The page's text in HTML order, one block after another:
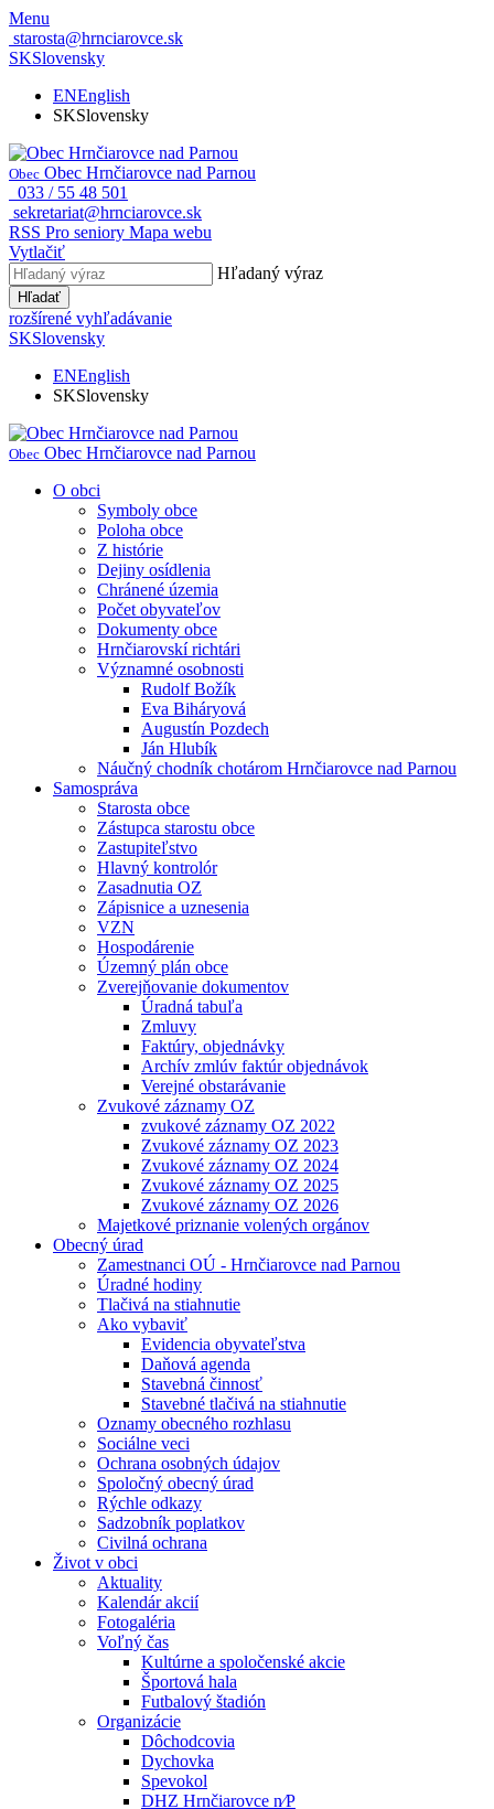
Menu
starosta@hrnciarovce.sk
SKSlovensky
ENEnglish
SKSlovensky
Obec Obec Hrnčiarovce nad Parnou
033 / 55 48 501
sekretariat@hrnciarovce.sk
RSS Pro seniory Mapa webu
Vytlačiť
Hľadaný výraz
Hľadať
rozšírené vyhľadávanie
SKSlovensky
ENEnglish
SKSlovensky
Obec Obec Hrnčiarovce nad Parnou
O obci
Symboly obce
Poloha obce
Z histórie
Dejiny osídlenia
Chránené územia
Počet obyvateľov
Dokumenty obce
Hrnčiarovskí richtári
Významné osobnosti
Rudolf Božík
Eva Biháryová
Augustín Pozdech
Ján Hlubík
Náučný chodník chotárom Hrnčiarovce nad Parnou
Samospráva
Starosta obce
Zástupca starostu obce
Zastupiteľstvo
Hlavný kontrolór
Zasadnutia OZ
Zápisnice a uznesenia
VZN
Hospodárenie
Územný plán obce
Zverejňovanie dokumentov
Úradná tabuľa
Zmluvy
Faktúry, objednávky
Archív zmlúv faktúr objednávok
Verejné obstarávanie
Zvukové záznamy OZ
zvukové záznamy OZ 2022
Zvukové záznamy OZ 2023
Zvukové záznamy OZ 2024
Zvukové záznamy OZ 2025
Zvukové záznamy OZ 2026
Majetkové priznanie volených orgánov
Obecný úrad
Zamestnanci OÚ - Hrnčiarovce nad Parnou
Úradné hodiny
Tlačivá na stiahnutie
Ako vybaviť
Evidencia obyvateľstva
Daňová agenda
Stavebná činnosť
Stavebné tlačivá na stiahnutie
Oznamy obecného rozhlasu
Sociálne veci
Ochrana osobných údajov
Spoločný obecný úrad
Rýchle odkazy
Sadzobník poplatkov
Civilná ochrana
Život v obci
Aktuality
Kalendár akcií
Fotogaléria
Voľný čas
Kultúrne a spoločenské akcie
Športová hala
Futbalový štadión
Organizácie
Dôchodcovia
Dychovka
Spevokol
DHZ Hrnčiarovce n⁄P